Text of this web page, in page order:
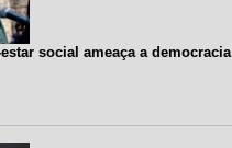
social ameaça a democracia